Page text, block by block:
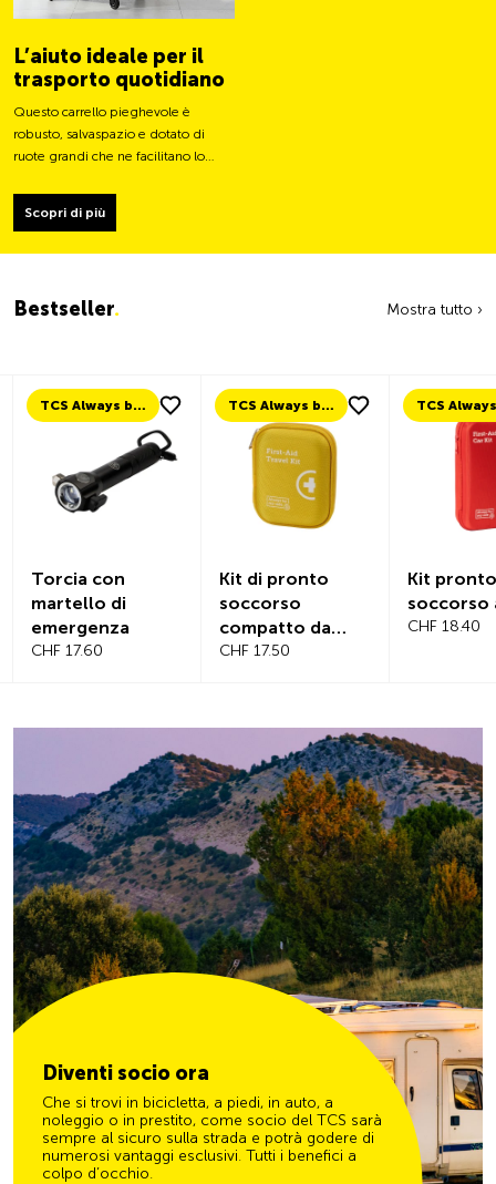
L’aiuto ideale per il
trasporto quotidiano
Questo carrello pieghevole è
robusto, salvaspazio e dotato di
ruote grandi che ne facilitano lo
Scopri di più
Bestseller. Mostra tutto ›
TCS Always by my side
Kit di pronto
soccorso
compatto da
viaggio
CHF 17.50
TCS Always by my side
Kit pronto
soccorso auto
CHF 18.40
Diventi socio ora
Che si trovi in bicicletta, a piedi, in auto, a
noleggio o in prestito, come socio del TCS sarà
sempre al sicuro sulla strada e potrà godere di
numerosi vantaggi esclusivi. Tutti i benefici a
colpo d’occhio.